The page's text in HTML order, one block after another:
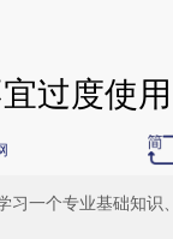
过度使用
习一个专业基础知识